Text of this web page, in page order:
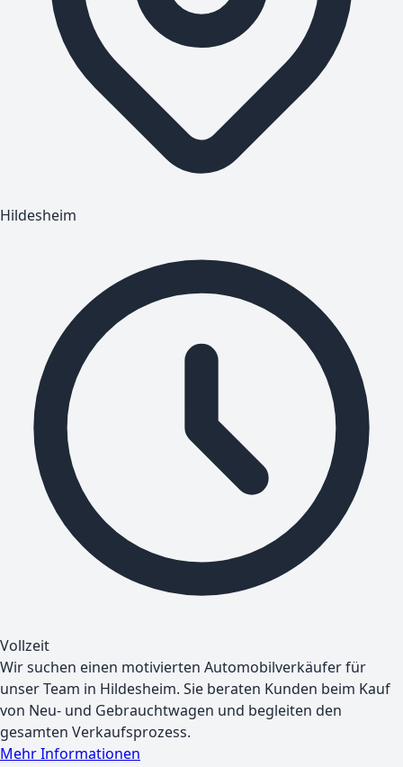
Hildesheim
Vollzeit
Wir suchen einen motivierten Automobilverkäufer für
unser Team in Hildesheim. Sie beraten Kunden beim Kauf
von Neu- und Gebrauchtwagen und begleiten den
gesamten Verkaufsprozess.
Mehr Informationen